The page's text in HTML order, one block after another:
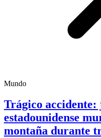
Mundo
Trágico
estadounidense
montaña durante